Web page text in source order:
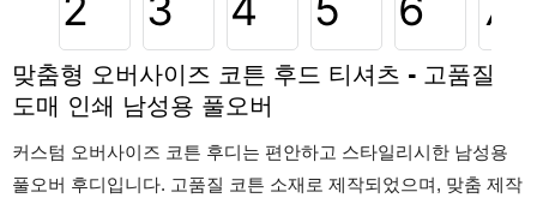
맞춤형 오버사이즈 코튼 후드 티셔츠 - 고품질
도매 인쇄 남성용 풀오버
커스텀 오버사이즈 코튼 후디는 편안하고 스타일리시한 남성용
풀오버 후디입니다. 고품질 코튼 소재로 제작되었으며, 맞춤 제작